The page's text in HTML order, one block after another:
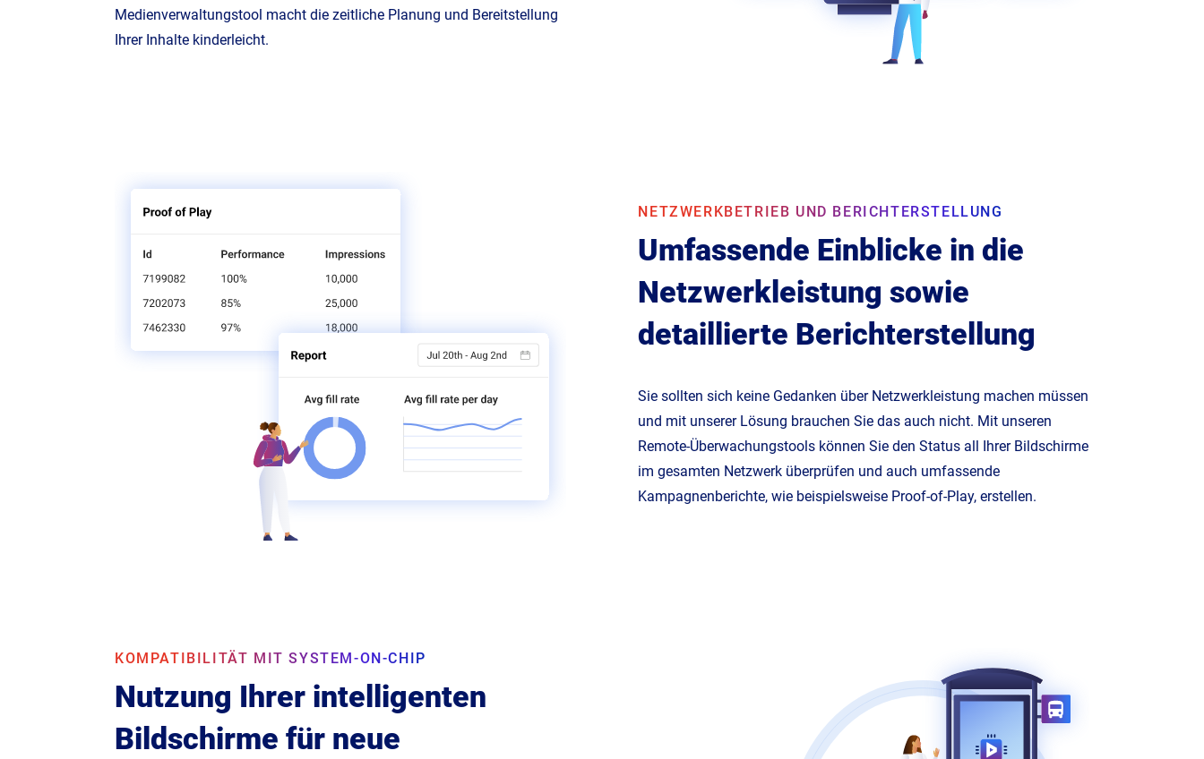
Medienverwaltungstool macht die zeitliche Planung und Bereitstellung
Ihrer Inhalte kinderleicht.
NETZWERKBETRIEB UND BERICHTERSTELLUNG
Umfassende Einblicke in die
Netzwerkleistung sowie
detaillierte Berichterstellung
Sie sollten sich keine Gedanken über Netzwerkleistung machen müssen
und mit unserer Lösung brauchen Sie das auch nicht. Mit unseren
Remote-Überwachungstools können Sie den Status all Ihrer Bildschirme
im gesamten Netzwerk überprüfen und auch umfassende
Kampagnenberichte, wie beispielsweise Proof-of-Play, erstellen.
KOMPATIBILITÄT MIT SYSTEM-ON-CHIP
Nutzung Ihrer intelligenten
Bildschirme für neue